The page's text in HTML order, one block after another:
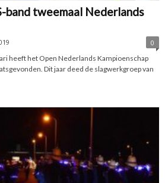
band tweemaal Nederlands
0
heeft het Open Nederlands Kampioenschap
Dit jaar deed de slagwerkgroep van